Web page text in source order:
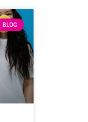
BLOG